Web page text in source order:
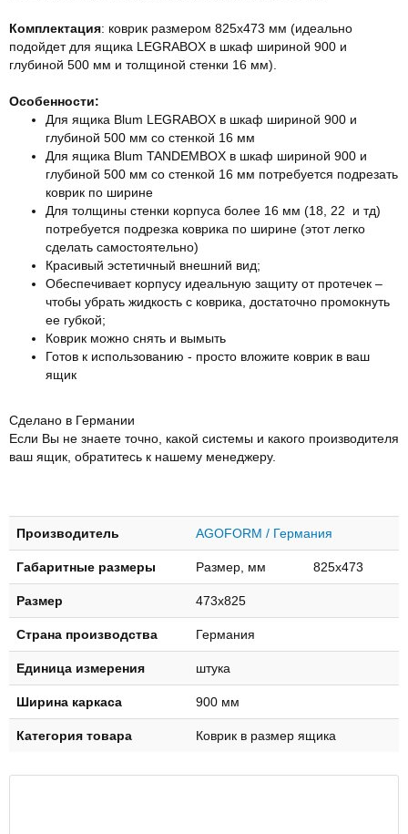
Комплектация: коврик размером 825х473 мм (идеально
подойдет для ящика LEGRABOX в шкаф шириной 900 и
глубиной 500 мм и толщиной стенки 16 мм).
Особенности:
Для ящика Blum LEGRABOX в шкаф шириной 900 и
глубиной 500 мм со стенкой 16 мм
Для ящика Blum TANDEMBOX в шкаф шириной 900 и
глубиной 500 мм со стенкой 16 мм потребуется подрезать
коврик по ширине
Для толщины стенки корпуса более 16 мм (18, 22 и тд)
потребуется подрезка коврика по ширине (этот легко
сделать самостоятельно)
Красивый эстетичный внешний вид;
Обеспечивает корпусу идеальную защиту от протечек –
чтобы убрать жидкость с коврика, достаточно промокнуть
ее губкой;
Коврик можно снять и вымыть
Готов к использованию - просто вложите коврик в ваш
ящик
Сделано в Германии
Если Вы не знаете точно, какой системы и какого производителя
ваш ящик, обратитесь к нашему менеджеру.
Производитель AGOFORM / Германия
Габаритные размеры Размер, мм 825х473
Размер 473х825
Страна производства Германия
Единица измерения штука
Ширина каркаса 900 мм
Категория товара Коврик в размер ящика